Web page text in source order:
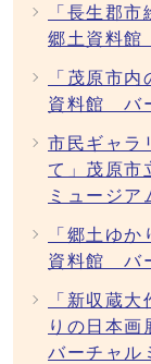
「長生郡
郷土資料館
「茂原市
資料館 バ
市民ギャ
て」茂原
ミュージア
「郷土ゆ
資料館 バ
「新収蔵
りの日本
バーチャル